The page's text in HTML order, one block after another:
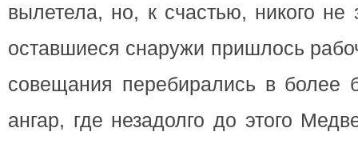
вылетела, но, к счастью, никого не
оставшиеся снаружи пришлось
совещания перебирались в более
ангар, где незадолго до этого